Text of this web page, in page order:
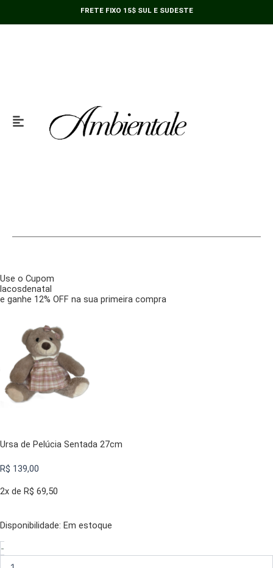
FRETE FIXO 15$ SUL E SUDESTE
Use o Cupom
lacosdenatal
e ganhe 12% OFF na sua primeira compra
Ursa de Pelúcia Sentada 27cm
R$ 139,00
2x de R$ 69,50
Disponibilidade: Em estoque
-
Ursa